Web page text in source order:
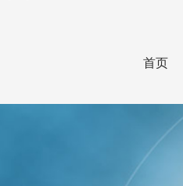
首页